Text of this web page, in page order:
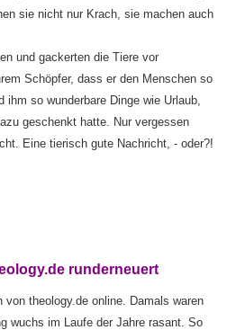
sie nicht nur Krach, sie machen auch
und gackerten die Tiere vor
Schöpfer, dass er den Menschen so
ihm so wunderbare Dinge wie Urlaub,
geschenkt hatte. Nur vergessen
Eine tierisch gute Nachricht, - oder?!
runderneuert
theology.de online. Damals waren
wuchs im Laufe der Jahre rasant. So